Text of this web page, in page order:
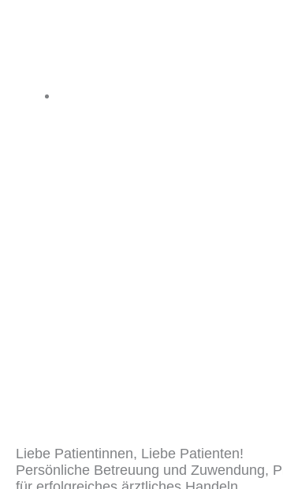
Liebe Patientinnen, Liebe Patienten!
Persönliche Betreuung und Zuwendung,